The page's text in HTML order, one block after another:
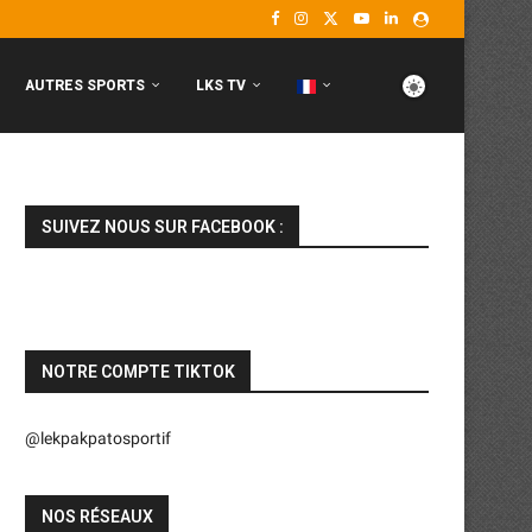
AUTRES SPORTS LKS TV
SUIVEZ NOUS SUR FACEBOOK :
NOTRE COMPTE TIKTOK
@lekpakpatosportif
NOS RÉSEAUX